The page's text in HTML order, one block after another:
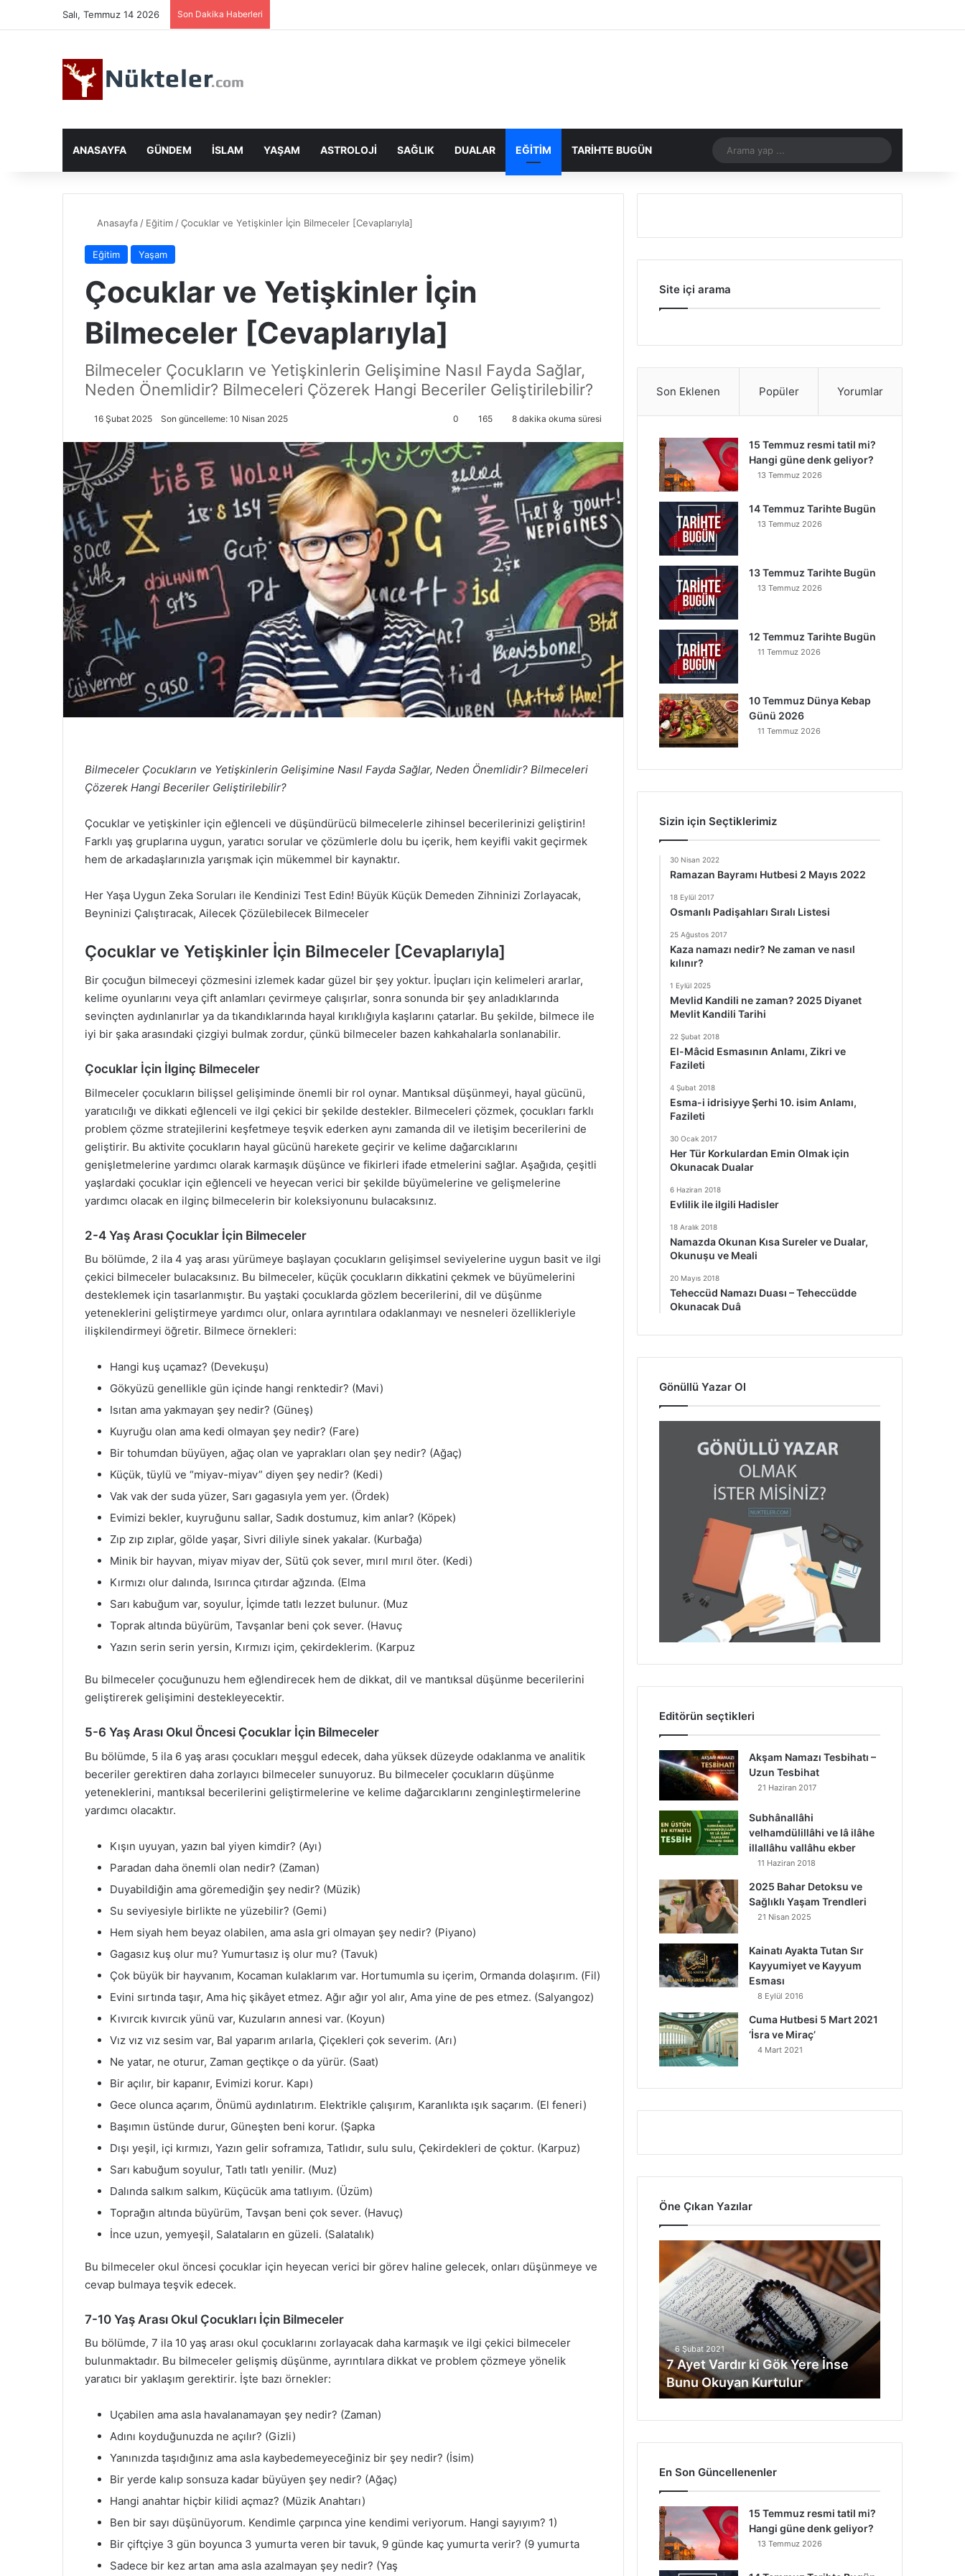
Salı, Temmuz 14 2026 Son Dakika Haberleri
ANASAYFA GÜNDEM İSLAM YAŞAM ASTROLOJI SAĞLIK DUALAR EĞITIM TARIHTE BUGÜN
yap
Anasayfa / Eğitim /Çocuklar ve Yetişkinler İçin Bilmeceler [Cevaplarıyla]
Eğitim Yaşam
Çocuklar ve Yetişkinler İçin
Bilmeceler [Cevaplarıyla]
Bilmeceler Çocukların ve Yetişkinlerin Gelişimine Nasıl Fayda Sağlar,
Neden Önemlidir? Bilmeceleri Çözerek Hangi Beceriler Geliştirilebilir?
16 Şubat 2025 Son güncelleme: 10 Nisan 2025 0 165 8 dakika okuma süresi
Bilmeceler Çocukların ve Yetişkinlerin Gelişimine Nasıl Fayda Sağlar, Neden Önemlidir? Bilmeceleri
Çözerek Hangi Beceriler Geliştirilebilir?
Çocuklar ve yetişkinler için eğlenceli ve düşündürücü bilmecelerle zihinsel becerilerinizi geliştirin!
Farklı yaş gruplarına uygun, yaratıcı sorular ve çözümlerle dolu bu içerik, hem keyifli vakit geçirmek
hem de arkadaşlarınızla yarışmak için mükemmel bir kaynaktır.
Her Yaşa Uygun Zeka Soruları ile Kendinizi Test Edin! Büyük Küçük Demeden Zihninizi Zorlayacak,
Beyninizi Çalıştıracak, Ailecek Çözülebilecek Bilmeceler
Çocuklar ve Yetişkinler İçin Bilmeceler [Cevaplarıyla]
Bir çocuğun bilmeceyi çözmesini izlemek kadar güzel bir şey yoktur. İpuçları için kelimeleri ararlar,
kelime oyunlarını veya çift anlamları çevirmeye çalışırlar, sonra sonunda bir şey anladıklarında
sevinçten aydınlanırlar ya da tıkandıklarında hayal kırıklığıyla kaşlarını çatarlar. Bu şekilde, bilmece ile
iyi bir şaka arasındaki çizgiyi bulmak zordur, çünkü bilmeceler bazen kahkahalarla sonlanabilir.
Çocuklar İçin İlginç Bilmeceler
Bilmeceler çocukların bilişsel gelişiminde önemli bir rol oynar. Mantıksal düşünmeyi, hayal gücünü,
yaratıcılığı ve dikkati eğlenceli ve ilgi çekici bir şekilde destekler. Bilmeceleri çözmek, çocukları farklı
problem çözme stratejilerini keşfetmeye teşvik ederken aynı zamanda dil ve iletişim becerilerini de
geliştirir. Bu aktivite çocukların hayal gücünü harekete geçirir ve kelime dağarcıklarını
genişletmelerine yardımcı olarak karmaşık düşünce ve fikirleri ifade etmelerini sağlar. Aşağıda, çeşitli
yaşlardaki çocuklar için eğlenceli ve heyecan verici bir şekilde büyümelerine ve gelişmelerine
yardımcı olacak en ilginç bilmecelerin bir koleksiyonunu bulacaksınız.
2-4 Yaş Arası Çocuklar İçin Bilmeceler
Bu bölümde, 2 ila 4 yaş arası yürümeye başlayan çocukların gelişimsel seviyelerine uygun basit ve ilgi
çekici bilmeceler bulacaksınız. Bu bilmeceler, küçük çocukların dikkatini çekmek ve büyümelerini
desteklemek için tasarlanmıştır. Bu yaştaki çocuklarda gözlem becerilerini, dil ve düşünme
yeteneklerini geliştirmeye yardımcı olur, onlara ayrıntılara odaklanmayı ve nesneleri özellikleriyle
ilişkilendirmeyi öğretir. Bilmece örnekleri:
Hangi kuş uçamaz? (Devekuşu)
Gökyüzü genellikle gün içinde hangi renktedir? (Mavi)
Isıtan ama yakmayan şey nedir? (Güneş)
Kuyruğu olan ama kedi olmayan şey nedir? (Fare)
Bir tohumdan büyüyen, ağaç olan ve yaprakları olan şey nedir? (Ağaç)
Küçük, tüylü ve “miyav-miyav” diyen şey nedir? (Kedi)
Vak vak der suda yüzer, Sarı gagasıyla yem yer. (Ördek)
Evimizi bekler, kuyruğunu sallar, Sadık dostumuz, kim anlar? (Köpek)
Zıp zıp zıplar, gölde yaşar, Sivri diliyle sinek yakalar. (Kurbağa)
Minik bir hayvan, miyav miyav der, Sütü çok sever, mırıl mırıl öter. (Kedi)
Kırmızı olur dalında, Isırınca çıtırdar ağzında. (Elma
Sarı kabuğum var, soyulur, İçimde tatlı lezzet bulunur. (Muz
Toprak altında büyürüm, Tavşanlar beni çok sever. (Havuç
Yazın serin serin yersin, Kırmızı içim, çekirdeklerim. (Karpuz
Bu bilmeceler çocuğunuzu hem eğlendirecek hem de dikkat, dil ve mantıksal düşünme becerilerini
geliştirerek gelişimini destekleyecektir.
5-6 Yaş Arası Okul Öncesi Çocuklar İçin Bilmeceler
Bu bölümde, 5 ila 6 yaş arası çocukları meşgul edecek, daha yüksek düzeyde odaklanma ve analitik
beceriler gerektiren daha zorlayıcı bilmeceler sunuyoruz. Bu bilmeceler çocukların düşünme
yeteneklerini, mantıksal becerilerini geliştirmelerine ve kelime dağarcıklarını zenginleştirmelerine
yardımcı olacaktır.
Kışın uyuyan, yazın bal yiyen kimdir? (Ayı)
Paradan daha önemli olan nedir? (Zaman)
Duyabildiğin ama göremediğin şey nedir? (Müzik)
Su seviyesiyle birlikte ne yüzebilir? (Gemi)
Hem siyah hem beyaz olabilen, ama asla gri olmayan şey nedir? (Piyano)
Gagasız kuş olur mu? Yumurtasız iş olur mu? (Tavuk)
Çok büyük bir hayvanım, Kocaman kulaklarım var. Hortumumla su içerim, Ormanda dolaşırım. (Fil)
Evini sırtında taşır, Ama hiç şikâyet etmez. Ağır ağır yol alır, Ama yine de pes etmez. (Salyangoz)
Kıvırcık kıvırcık yünü var, Kuzuların annesi var. (Koyun)
Vız vız vız sesim var, Bal yaparım arılarla, Çiçekleri çok severim. (Arı)
Ne yatar, ne oturur, Zaman geçtikçe o da yürür. (Saat)
Bir açılır, bir kapanır, Evimizi korur. Kapı)
Gece olunca açarım, Önümü aydınlatırım. Elektrikle çalışırım, Karanlıkta ışık saçarım. (El feneri)
Başımın üstünde durur, Güneşten beni korur. (Şapka
Dışı yeşil, içi kırmızı, Yazın gelir soframıza, Tatlıdır, sulu sulu, Çekirdekleri de çoktur. (Karpuz)
Sarı kabuğum soyulur, Tatlı tatlı yenilir. (Muz)
Dalında salkım salkım, Küçücük ama tatlıyım. (Üzüm)
Toprağın altında büyürüm, Tavşan beni çok sever. (Havuç)
İnce uzun, yemyeşil, Salataların en güzeli. (Salatalık)
Bu bilmeceler okul öncesi çocuklar için heyecan verici bir görev haline gelecek, onları düşünmeye ve
cevap bulmaya teşvik edecek.
7-10 Yaş Arası Okul Çocukları İçin Bilmeceler
Bu bölümde, 7 ila 10 yaş arası okul çocuklarını zorlayacak daha karmaşık ve ilgi çekici bilmeceler
bulunmaktadır. Bu bilmeceler gelişmiş düşünme, ayrıntılara dikkat ve problem çözmeye yönelik
yaratıcı bir yaklaşım gerektirir. İşte bazı örnekler:
Uçabilen ama asla havalanamayan şey nedir? (Zaman)
Adını koyduğunuzda ne açılır? (Gizli)
Yanınızda taşıdığınız ama asla kaybedemeyeceğiniz bir şey nedir? (İsim)
Bir yerde kalıp sonsuza kadar büyüyen şey nedir? (Ağaç)
Hangi anahtar hiçbir kilidi açmaz? (Müzik Anahtarı)
Ben bir sayı düşünüyorum. Kendimle çarpınca yine kendimi veriyorum. Hangi sayıyım? 1)
Bir çiftçiye 3 gün boyunca 3 yumurta veren bir tavuk, 9 günde kaç yumurta verir? (9 yumurta
Sadece bir kez artan ama asla azalmayan şey nedir? (Yaş
Site içi arama
Son Eklenen Popüler Yorumlar
15 Temmuz resmi tatil mi?
Hangi güne denk geliyor?
13 Temmuz 2026
14 Temmuz Tarihte Bugün
13 Temmuz 2026
13 Temmuz Tarihte Bugün
13 Temmuz 2026
12 Temmuz Tarihte Bugün
11 Temmuz 2026
10 Temmuz Dünya Kebap
Günü 2026
11 Temmuz 2026
Sizin için Seçtiklerimiz
30 Nisan 2022
Ramazan Bayramı Hutbesi 2 Mayıs 2022
18 Eylül 2017
Osmanlı Padişahları Sıralı Listesi
25 Ağustos 2017
Kaza namazı nedir? Ne zaman ve nasıl
kılınır?
1 Eylül 2025
Mevlid Kandili ne zaman? 2025 Diyanet
Mevlit Kandili Tarihi
22 Şubat 2018
El-Mâcid Esmasının Anlamı, Zikri ve
Fazileti
4 Şubat 2018
Esma-i idrisiyye Şerhi 10. isim Anlamı,
Fazileti
30 Ocak 2017
Her Tür Korkulardan Emin Olmak için
Okunacak Dualar
6 Haziran 2018
Evlilik ile ilgili Hadisler
18 Aralık 2018
Namazda Okunan Kısa Sureler ve Dualar,
Okunuşu ve Meali
20 Mayıs 2018
Teheccüd Namazı Duası – Teheccüdde
Okunacak Duâ
Gönüllü Yazar Ol
Editörün seçtikleri
Akşam Namazı Tesbihatı –
Uzun Tesbihat
21 Haziran 2017
Subhânallâhi
velhamdülillâhi ve lâ ilâhe
illallâhu vallâhu ekber
11 Haziran 2018
2025 Bahar Detoksu ve
Sağlıklı Yaşam Trendleri
21 Nisan 2025
Kainatı Ayakta Tutan Sır
Kayyumiyet ve Kayyum
Esması
8 Eylül 2016
Cuma Hutbesi 5 Mart 2021
‘İsra ve Miraç’
4 Mart 2021
Öne Çıkan Yazılar
Ayet
Vardır
Gök
Yere
İnse
Bunu
Okuyan
Kurtulur
6 Şubat 2021
7 Ayet Vardır ki Gök Yere İnse
Bunu Okuyan Kurtulur
En Son Güncellenenler
15 Temmuz resmi tatil mi?
Hangi güne denk geliyor?
13 Temmuz 2026